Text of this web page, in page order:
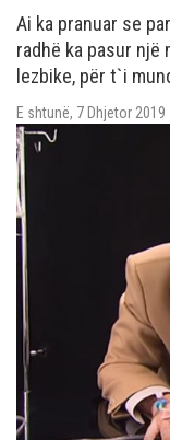
Ai ka pranuar se
radhë ka pasur një
lezbike, për t`i
E shtunë, 7 Dhjetor 2019